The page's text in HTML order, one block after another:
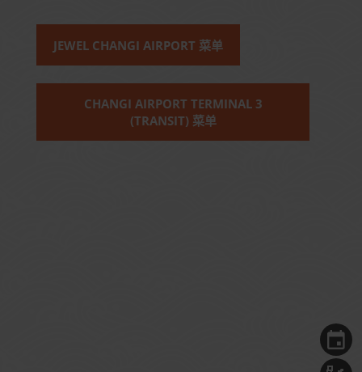
JEWEL CHANGI AIRPORT 菜单
CHANGI AIRPORT TERMINAL 3
(TRANSIT) 菜单